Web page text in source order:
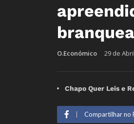
O.Económico 29 de
Chapo Quer Leis e
Compartilhar no